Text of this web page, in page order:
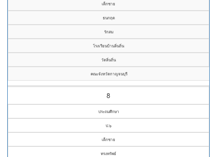
เด็กชาย
ธนกฤต
รักสม
โรงเรียนบ้านลิ่นถิ่น
วัดลิ่นถิ่น
คณะจังหวัดกาญจนบุรี
8
ประถมศึกษา
ป.๖
เด็กชาย
ทรงทรัพย์